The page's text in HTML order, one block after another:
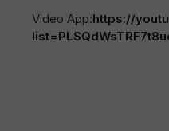
Video App:https://